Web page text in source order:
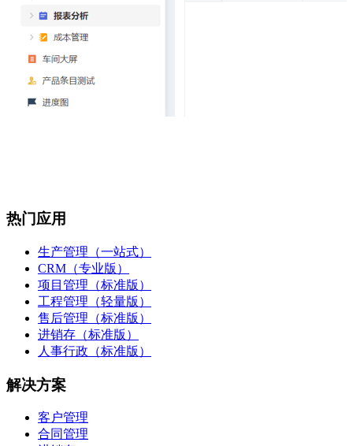
热门应用
生产管理（一站式）
CRM（专业版）
项目管理（标准版）
工程管理（轻量版）
售后管理（标准版）
进销存（标准版）
人事行政（标准版）
解决方案
客户管理
合同管理